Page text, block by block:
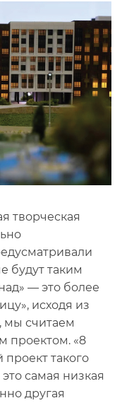
творческая
будут таким
— это более
исходя из
мы считаем
проектом. «8
такого
самая низкая
другая